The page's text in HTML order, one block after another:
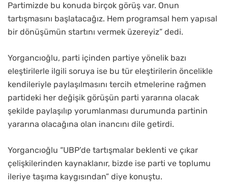
Partimizde bu konuda birçok görüş var. Onun
tartışmasını başlatacağız. Hem programsal hem yapısal
bir dönüşümün startını vermek üzereyiz” dedi.
Yorgancıoğlu, parti içinden partiye yönelik bazı
eleştirilerle ilgili soruya ise bu tür eleştirilerin öncelikle
kendileriyle paylaşılmasını tercih etmelerine rağmen
partideki her değişik görüşün parti yararına olacak
şekilde paylaşılıp yorumlanması durumunda partinin
yararına olacağına olan inancını dile getirdi.
Yorgancıoğlu “UBP’de tartışmalar beklenti ve çıkar
çelişkilerinden kaynaklanır, bizde ise parti ve toplumu
ileriye taşıma kaygısından” diye konuştu.